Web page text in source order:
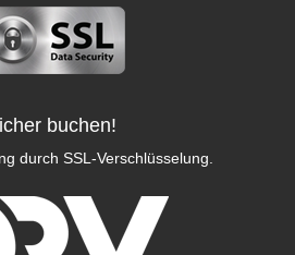
buchen!
durch SSL-Verschlüsselung.